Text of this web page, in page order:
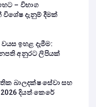
– විභාග
දැනුම් දීමක්
ඉහළ දැමීම:
අනුරට ලිපියක්
බාලදක්ෂ සේවා සහ
දියත් කෙරේ